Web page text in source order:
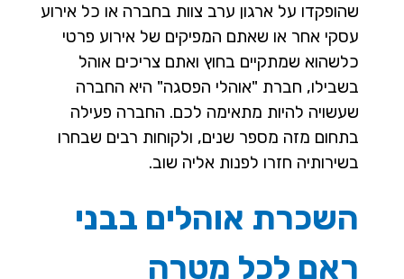
שהופקדו על ארגון ערב צוות בחברה או כל אירוע
עסקי אחר או שאתם המפיקים של אירוע פרטי
כלשהוא שמתקיים בחוץ ואתם צריכים אוהל
בשבילו, חברת "אוהלי הפסגה" היא החברה
שעשויה להיות מתאימה לכם. החברה פעילה
בתחום מזה מספר שנים, ולקוחות רבים שבחרו
בשירותיה חזרו לפנות אליה שוב.
השכרת אוהלים בבני
ראם לכל מטרה